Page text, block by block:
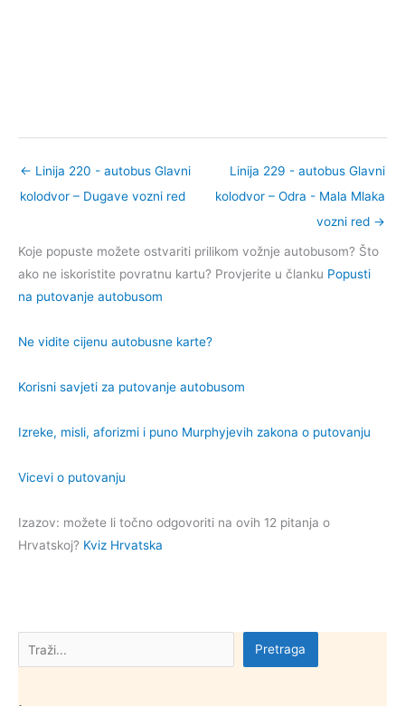
Pretraga Pretraga
← Linija 220 - autobus Glavni
kolodvor – Dugave vozni red
Linija 229 - autobus Glavni
kolodvor – Odra - Mala Mlaka
vozni red →
Koje popuste možete ostvariti prilikom vožnje autobusom? Što
ako ne iskoristite povratnu kartu? Provjerite u članku Popusti
na putovanje autobusom
Ne vidite cijenu autobusne karte?
Korisni savjeti za putovanje autobusom
Izreke, misli, aforizmi i puno Murphyjevih zakona o putovanju
Vicevi o putovanju
Izazov: možete li točno odgovoriti na ovih 12 pitanja o
Hrvatskoj? Kviz Hrvatska